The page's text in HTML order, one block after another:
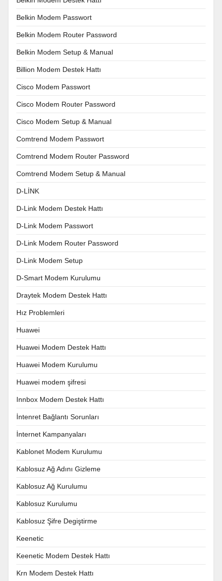
Belkin Modem Passwort
Belkin Modem Router Password
Belkin Modem Setup & Manual
Billion Modem Destek Hattı
Cisco Modem Passwort
Cisco Modem Router Password
Cisco Modem Setup & Manual
Comtrend Modem Passwort
Comtrend Modem Router Password
Comtrend Modem Setup & Manual
D-LİNK
D-Link Modem Destek Hattı
D-Link Modem Passwort
D-Link Modem Router Password
D-Link Modem Setup
D-Smart Modem Kurulumu
Draytek Modem Destek Hattı
Hız Problemleri
Huawei
Huawei Modem Destek Hattı
Huawei Modem Kurulumu
Huawei modem şifresi
Innbox Modem Destek Hattı
İntenret Bağlantı Sorunları
İnternet Kampanyaları
Kablonet Modem Kurulumu
Kablosuz Ağ Adını Gizleme
Kablosuz Ağ Kurulumu
Kablosuz Kurulumu
Kablosuz Şifre Degiştirme
Keenetic
Keenetic Modem Destek Hattı
Krn Modem Destek Hattı